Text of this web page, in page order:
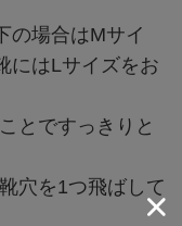
の場合はMサイ
にはLサイズをお
とですっきりと
穴を1つ飛ばして